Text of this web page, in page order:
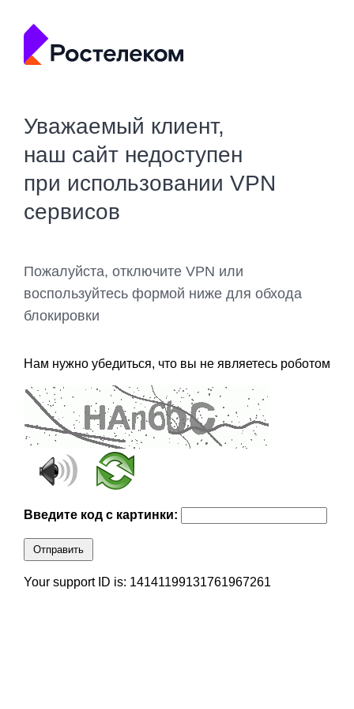
Уважаемый клиент,
наш сайт недоступен
при использовании VPN
сервисов
Пожалуйста, отключите VPN или
воспользуйтесь формой ниже для обхода
блокировки
Нам нужно убедиться, что вы не являетесь роботом
Введите код с картинки:
Отправить
Your support ID is: 14141199131761967261